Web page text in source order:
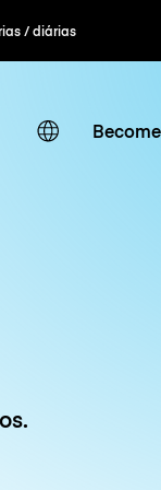
/ diárias